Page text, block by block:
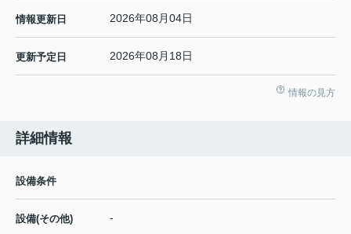
情報更新日 2026年08月04日
更新予定日 2026年08月18日
情報の見方
詳細情報
設備条件
設備(その他) -